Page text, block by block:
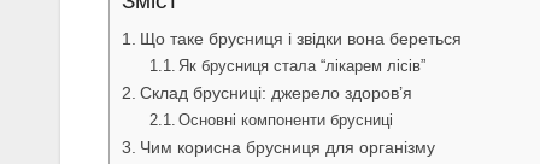
Що таке брусниця і звідки вона береться
Як брусниця стала “лікарем лісів”
Склад брусниці: джерело здоров’я
Основні компоненти брусниці
Чим корисна брусниця для організму